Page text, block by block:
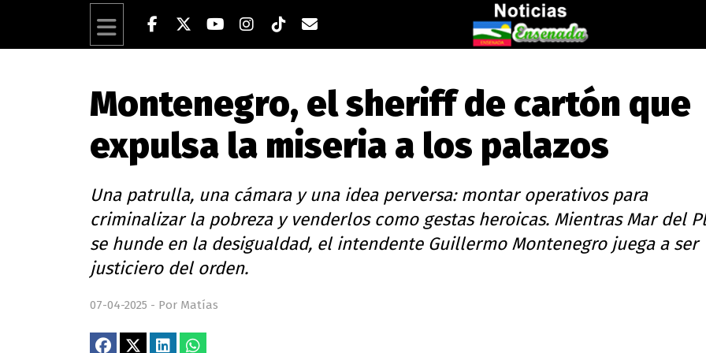
Montenegro, el sheriff de cartón que
expulsa la miseria a los palazos
Una patrulla, una cámara y una idea perversa: montar operativos para
criminalizar la pobreza y venderlos como gestas heroicas. Mientras Mar del
se hunde en la desigualdad, el intendente Guillermo Montenegro juega a ser
justiciero del orden.
07-04-2025 - Por Matías